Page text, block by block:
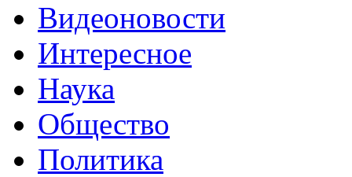
Видеоновости
Интересное
Наука
Общество
Политика